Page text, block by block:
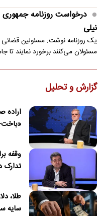
درخواست روزنامه جمهوری
نیلی
یک روزنامه نوشت: مسئولین قضائی
مسئولان می‌کنند برخورد نمایند تا
گزارش و تحلیل
اراده
وقفه
تدارک
طلا،
سایه